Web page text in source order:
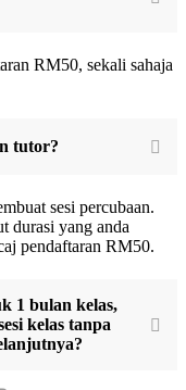
RM50, sekali sahaja
tutor?
sesi percubaan.
durasi yang anda
pendaftaran RM50.
1 bulan kelas,
kelas tanpa